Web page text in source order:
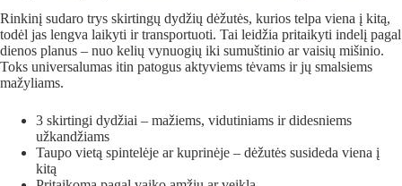
Rinkinį sudaro trys skirtingų dydžių dėžutės, kurios telpa viena į kitą,
todėl jas lengva laikyti ir transportuoti. Tai leidžia pritaikyti indelį pagal
dienos planus – nuo kelių vynuogių iki sumuštinio ar vaisių mišinio.
Toks universalumas itin patogus aktyviems tėvams ir jų smalsiems
mažyliams.
3 skirtingi dydžiai – mažiems, vidutiniams ir didesniems
užkandžiams
Taupo vietą spintelėje ar kuprinėje – dėžutės susideda viena į
kitą